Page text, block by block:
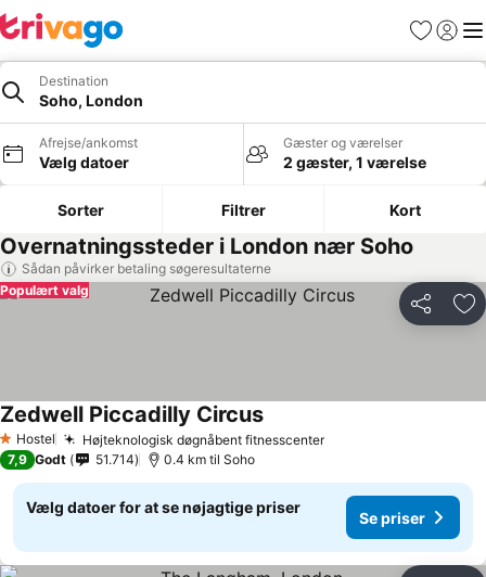
Favoritter
Log ind
Destination
Soho, London
Afrejse/ankomst
Vælg datoer
Gæster og værelser
2 gæster, 1 værelse
Sorter Filtrer Kort
Overnatningssteder i London nær Soho
Sådan påvirker betaling søgeresultaterne
Del
Populært valg
1 Stjerner
Hostel Højteknologisk døgnåbent fitnesscenterSe priser
Zedwell Piccadilly CircusSe priser
7,9 Godt 51.714 0.4 km til Soho
Vælg datoer for at se nøjagtige priser
Se priser